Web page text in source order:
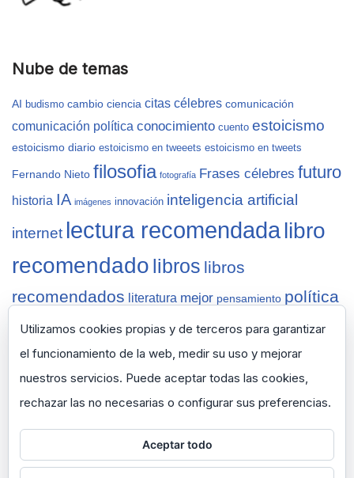
Nube de temas
AI budismo cambio ciencia citas célebres comunicación
comunicación política conocimiento cuento estoicismo
estoicismo diario estoicismo en tweeets estoicismo en tweets
Fernando Nieto filosofia fotografía Frases célebres futuro
historia IA imágenes innovación inteligencia artificial
internet lectura recomendadalibro
recomendado libros libros
recomendados literatura mejor pensamiento política
recomendaciones reflexiones sabiduría
Salamanca
sapiens
selección semana tecnología ted
Utilizamos cookies propias y de terceros para garantizar
el funcionamiento de la web, medir su uso y mejorar
nuestros servicios. Puede aceptar todas las cookies,
rechazar las no necesarias o configurar sus preferencias.
Aceptar todo